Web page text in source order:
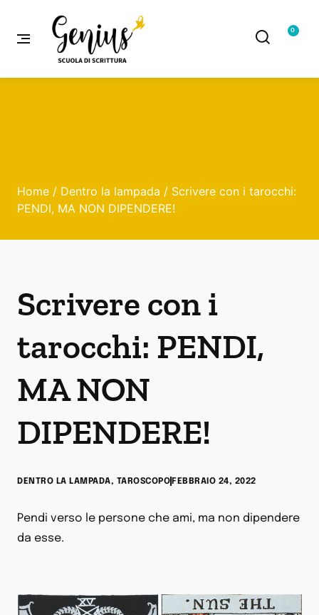
0
Home / Dentro la lampada / Scrivere con i tarocchi:
PENDI, MA NON DIPENDERE!
Scrivere con i
tarocchi: PENDI,
MA NON
DIPENDERE!
DENTRO LA LAMPADA, TAROSCOPO FEBBRAIO 24, 2022
Pendi verso le persone che ami, ma non dipendere
da esse.